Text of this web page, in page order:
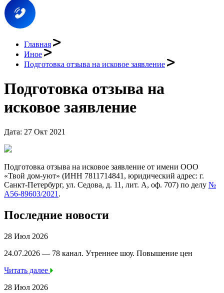
Главная
Иное
Подготовка отзыва на исковое заявление
Подготовка отзыва на
исковое заявление
Дата: 27 Окт 2021
Подготовка отзыва на исковое заявление от имени ООО
«Твой дом-уют» (ИНН 7811714841, юридический адрес: г.
Санкт-Петербург, ул. Седова, д. 11, лит. А, оф. 707) по делу №
А56-89603/2021 .
Последние новости
28 Июл 2026
24.07.2026 — 78 канал. Утреннее шоу. Повышение цен
Читать далее
28 Июл 2026